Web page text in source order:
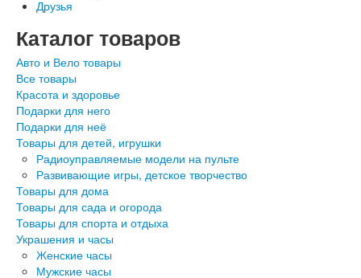
Друзья
Каталог товаров
Авто и Вело товары
Все товары
Красота и здоровье
Подарки для него
Подарки для неё
Товары для детей, игрушки
Радиоуправляемые модели на пульте
Развивающие игры, детское творчество
Товары для дома
Товары для сада и огорода
Товары для спорта и отдыха
Украшения и часы
Женские часы
Мужские часы